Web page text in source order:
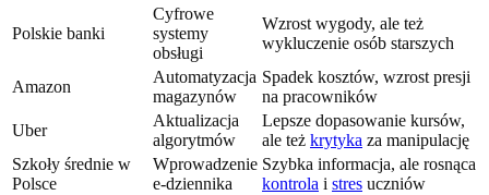
Polskie banki
Cyfrowe
systemy
obsługi
Wzrost wygody, ale też
wykluczenie osób starszych
Amazon
Automatyzacja
magazynów
Spadek kosztów, wzrost presji
na pracowników
Uber
Aktualizacja
algorytmów
Lepsze dopasowanie kursów,
ale też krytyka za manipulację
Szkoły średnie w
Polsce
Wprowadzenie
e-dziennika
Szybka informacja, ale rosnąca
kontrola i stres uczniów